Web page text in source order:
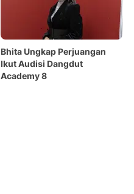
Bhita Ungkap Perjuangan
Ikut Audisi Dangdut
Academy 8